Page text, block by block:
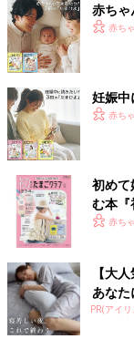
「出産する少し前に撮影
くなってしまいました！
――3つ子妊娠で大
ichi 1つめに受け入
ことです。当時住
んがいくつか私の
に5件ほど問い合わ
こも難しく、全部
してみましたが、
の大学病院にかか
に実家に里帰り。
また、2つめに中期
たね。毎食後に血
から倦怠（けんた
につらくて…。しか
赤ちゃ
赤ち
妊娠中
赤ち
初めて
む本『
赤ち
【大
あなた
PR(アイ